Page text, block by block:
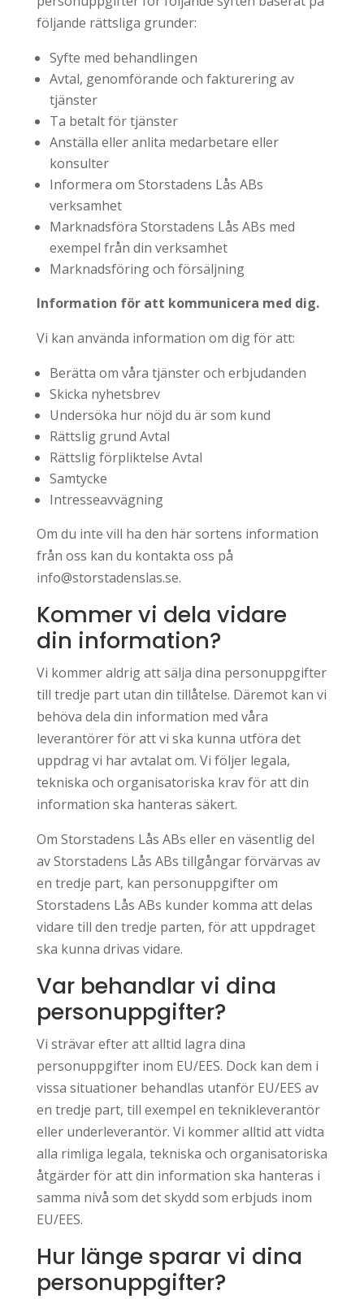
följande rättsliga grunder:
Syfte med behandlingen
Avtal, genomförande och fakturering av
tjänster
Ta betalt för tjänster
Anställa eller anlita medarbetare eller
konsulter
Informera om Storstadens Lås ABs
verksamhet
Marknadsföra Storstadens Lås ABs med
exempel från din verksamhet
Marknadsföring och försäljning
Information för att kommunicera med dig.
Vi kan använda information om dig för att:
Berätta om våra tjänster och erbjudanden
Skicka nyhetsbrev
Undersöka hur nöjd du är som kund
Rättslig grund Avtal
Rättslig förpliktelse Avtal
Samtycke
Intresseavvägning
Om du inte vill ha den här sortens information
från oss kan du kontakta oss på
info@storstadenslas.se.
Kommer vi dela vidare
din information?
Vi kommer aldrig att sälja dina personuppgifter
till tredje part utan din tillåtelse. Däremot kan vi
behöva dela din information med våra
leverantörer för att vi ska kunna utföra det
uppdrag vi har avtalat om. Vi följer legala,
tekniska och organisatoriska krav för att din
information ska hanteras säkert.
Om Storstadens Lås ABs eller en väsentlig del
av Storstadens Lås ABs tillgångar förvärvas av
en tredje part, kan personuppgifter om
Storstadens Lås ABs kunder komma att delas
vidare till den tredje parten, för att uppdraget
ska kunna drivas vidare.
Var behandlar vi dina
personuppgifter?
Vi strävar efter att alltid lagra dina
personuppgifter inom EU/EES. Dock kan dem i
vissa situationer behandlas utanför EU/EES av
en tredje part, till exempel en teknikleverantör
eller underleverantör. Vi kommer alltid att vidta
alla rimliga legala, tekniska och organisatoriska
åtgärder för att din information ska hanteras i
samma nivå som det skydd som erbjuds inom
EU/EES.
Hur länge sparar vi dina
personuppgifter?